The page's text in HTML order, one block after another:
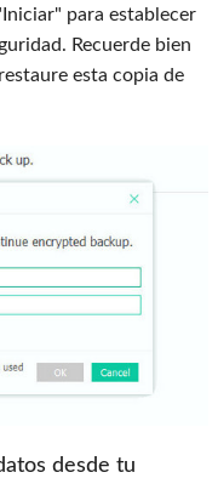
para establecer
Recuerde bien
esta copia de
desde tu